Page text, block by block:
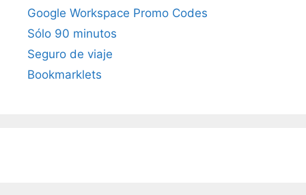
Google Workspace Promo Codes
Sólo 90 minutos
Seguro de viaje
Bookmarklets